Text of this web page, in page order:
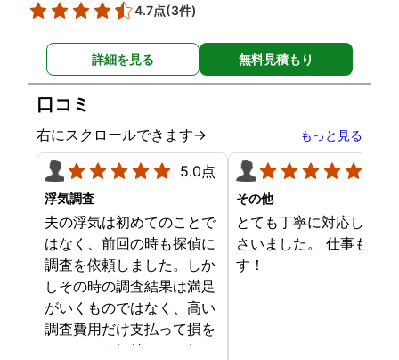
4.7点(3件)
詳細を見る 無料見積もり
口コミ
右にスクロールできます→ もっと見る
5.0点
浮気調査
夫の浮気は初めてのことで
はなく、前回の時も探偵に
調査を依頼しました。しか
しその時の調査結果は満足
がいくものではなく、高い
調査費用だけ支払って損を
したという気持ちで一杯で
その他
とても丁寧に対応してく
さいました。 仕事も満
す！